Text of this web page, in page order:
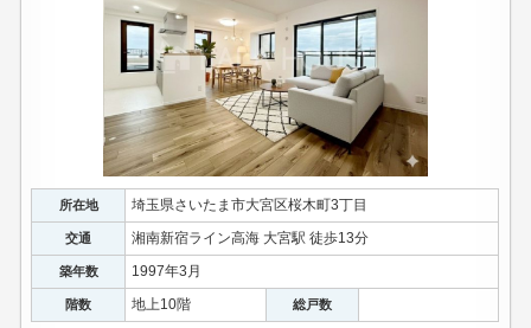
所在地 埼玉県さいたま市大宮区桜木町3丁目
交通 湘南新宿ライン高海 大宮駅 徒歩13分
築年数 1997年3月
階数 地上10階 総戸数